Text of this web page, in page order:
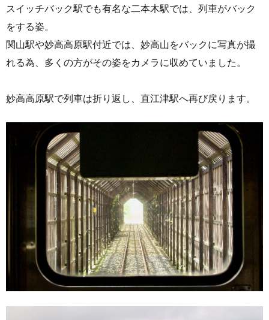
スイッチバック駅でも有名な二本木駅では、列車がバック
をする姿。
関山駅や妙高高原駅付近では、妙高山をバックに写真が撮
れる為、多くの方がその姿をカメラに収めていました。
妙高高原駅で列車は折り返し、直江津駅へ再び戻ります。